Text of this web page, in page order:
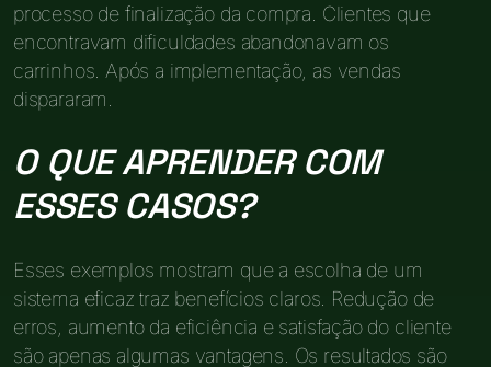
processo de finalização da compra. Clientes que
encontravam dificuldades abandonavam os
carrinhos. Após a implementação, as vendas
dispararam.
O QUE APRENDER COM
ESSES CASOS?
Esses exemplos mostram que a escolha de um
sistema eficaz traz benefícios claros. Redução de
erros, aumento da eficiência e satisfação do cliente
são apenas algumas vantagens. Os resultados são